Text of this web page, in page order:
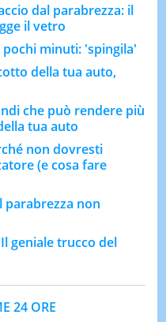
dal parabrezza: il
il vetro
minuti: 'spingila'
della tua auto,
che può rendere più
tua auto
non dovresti
(e cosa fare
parabrezza non
geniale trucco del
24 ORE